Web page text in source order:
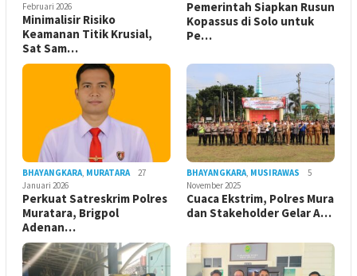
Februari 2026
Minimalisir Risiko
Keamanan Titik Krusial,
Sat Sam…
Pemerintah Siapkan Rusun
Kopassus di Solo untuk
Pe…
BHAYANGKARA, MURATARA
27
Januari 2026
Perkuat Satreskrim Polres
Muratara, Brigpol
Adenan…
BHAYANGKARA, MUSIRAWAS
5
November 2025
Cuaca Ekstrim, Polres Mura
dan Stakeholder Gelar A…